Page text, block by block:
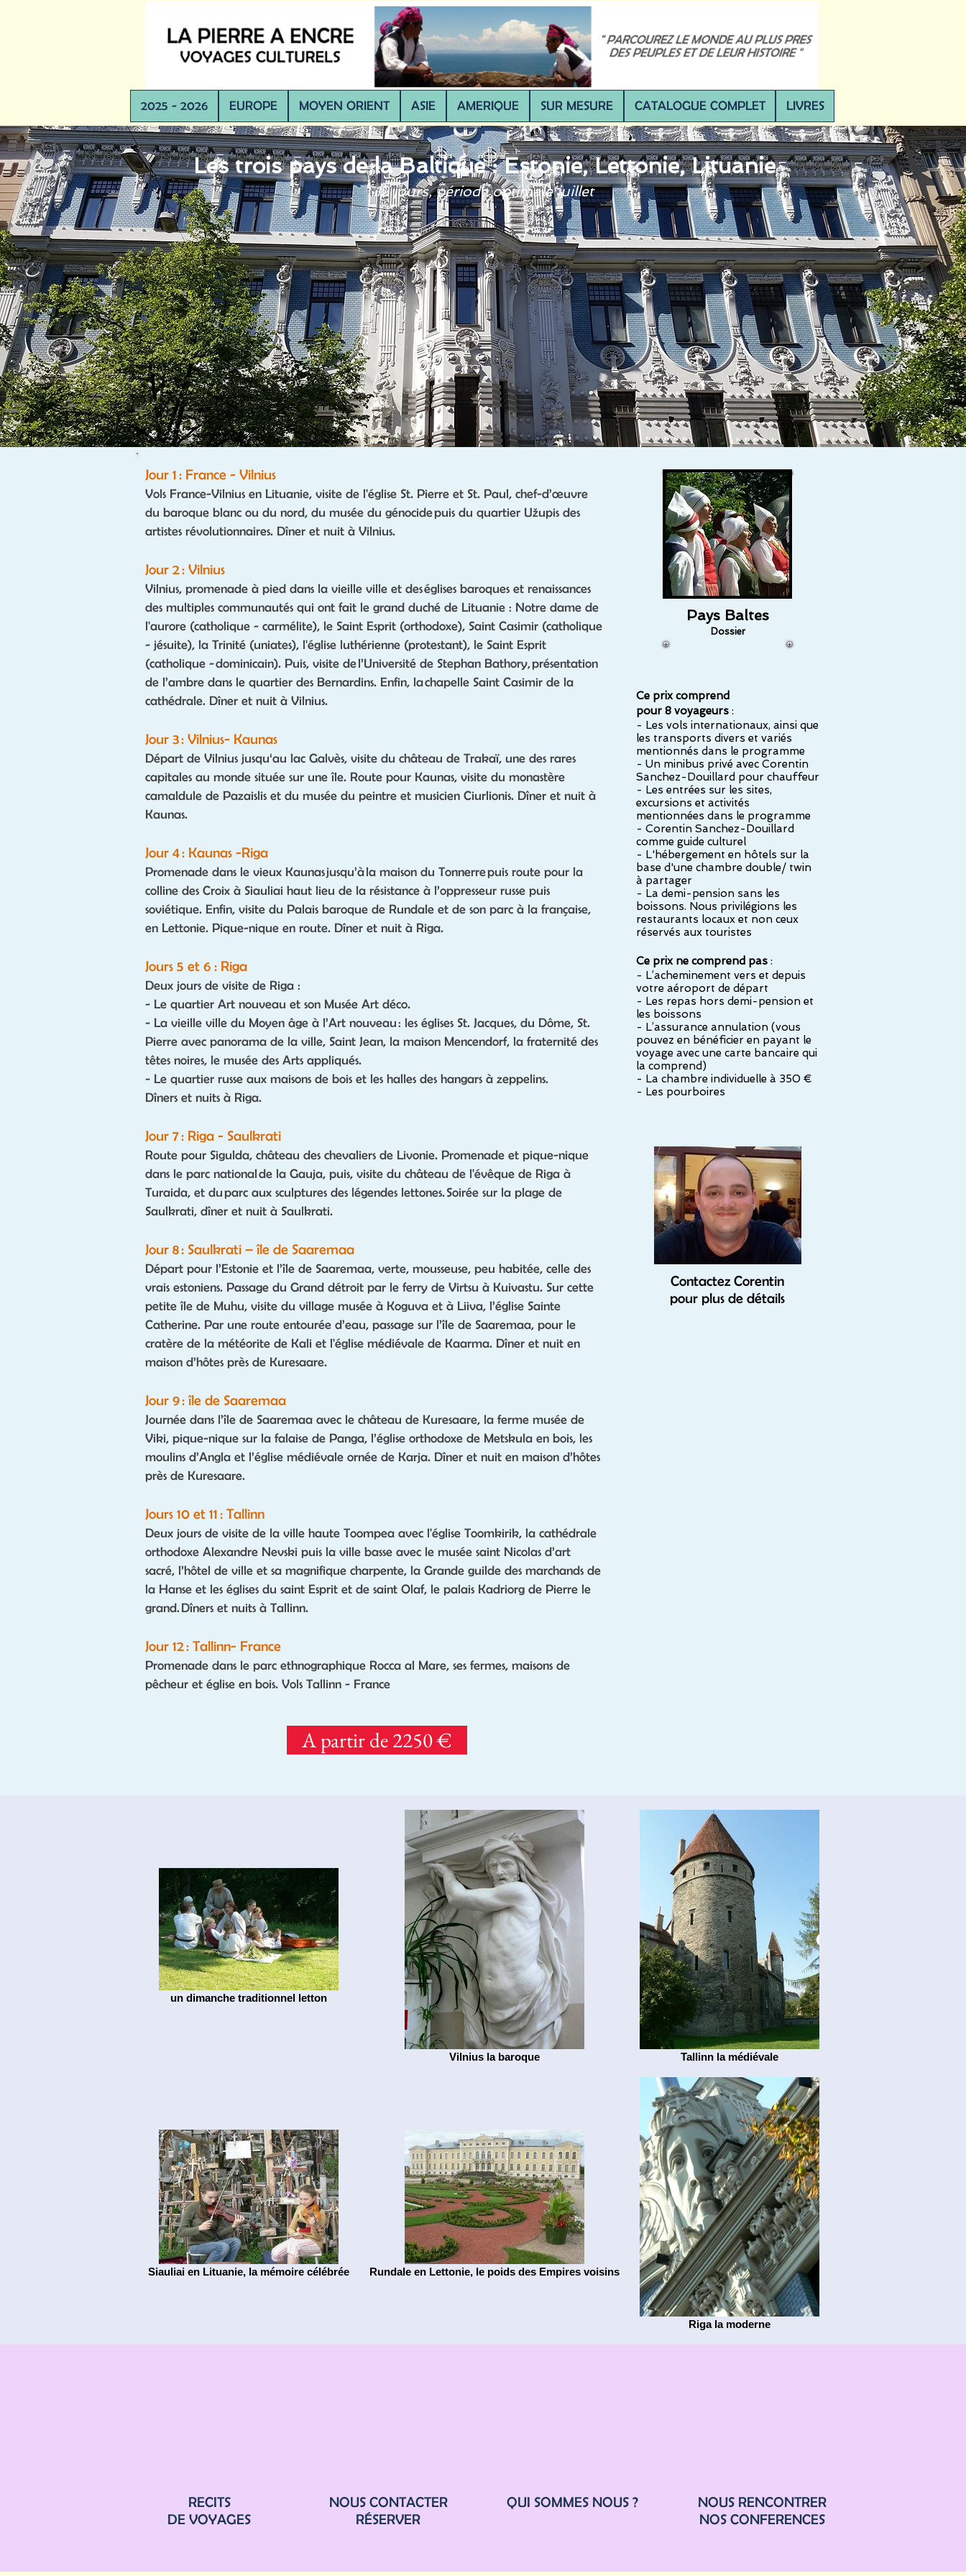
2025 - 2026 EUROPE MOYEN ORIENT ASIE AMERIQUE SUR MESURE CATALOGUE COMPLET LIVRES
Les trois pays de la Baltique : Estonie, Lettonie, Lituanie
12 jours,période optimale juillet
Jour 1 : France - Vilnius
Vols France-Vilnius en Lituanie, visite de l'église St. Pierre et St. Paul, chef-d’œuvre
du baroque blanc ou du nord, du musée du génocide puis du quartier Užupis des
artistes révolutionnaires. Dîner et nuit à Vilnius.
Jour 2 : Vilnius
Vilnius, promenade à pied dans la vieille ville et des églises baroques et renaissances
des multiples communautés qui ont fait le grand duché de Lituanie : Notre dame de
l'aurore (catholique - carmélite), le Saint Esprit (orthodoxe), Saint Casimir (catholique
- jésuite), la Trinité (uniates), l'église luthérienne (protestant), le Saint Esprit
(catholique - dominicain). Puis, visite de l’Université de Stephan Bathory, présentation
de l’ambre dans le quartier des Bernardins. Enfin, la chapelle Saint Casimir de la
cathédrale. Dîner et nuit à Vilnius.
Jour 3 : Vilnius- Kaunas
Départ de Vilnius jusqu‘au lac Galvès, visite du château de Trakaï, une des rares
capitales au monde située sur une île. Route pour Kaunas, visite du monastère
camaldule de Pazaislis et du musée du peintre et musicien Ciurlionis. Dîner et nuit à
Kaunas.
Jour 4 : Kaunas -Riga
Promenade dans le vieux Kaunas jusqu’à la maison du Tonnerre puis route pour la
colline des Croix à Siauliai haut lieu de la résistance à l’oppresseur russe puis
soviétique. Enfin, visite du Palais baroque de Rundale et de son parc à la française,
en Lettonie. Pique-nique en route. Dîner et nuit à Riga.
Jours 5 et 6 : Riga
Deux jours de visite de Riga :
- Le quartier Art nouveau et son Musée Art déco.
- La vieille ville du Moyen âge à l’Art nouveau : les églises St. Jacques, du Dôme, St.
Pierre avec panorama de la ville, Saint Jean, la maison Mencendorf, la fraternité des
têtes noires, le musée des Arts appliqués.
- Le quartier russe aux maisons de bois et les halles des hangars à zeppelins.
Dîners et nuits à Riga.
Jour 7 : Riga - Saulkrati
Route pour Sigulda, château des chevaliers de Livonie. Promenade et pique-nique
dans le parc national de la Gauja, puis, visite du château de l'évêque de Riga à
Turaida, et du parc aux sculptures des légendes lettones. Soirée sur la plage de
Saulkrati, dîner et nuit à Saulkrati.
Jour 8 : Saulkrati – île de Saaremaa
Départ pour l’Estonie et l’île de Saaremaa, verte, mousseuse, peu habitée, celle des
vrais estoniens. Passage du Grand détroit par le ferry de Virtsu à Kuivastu. Sur cette
petite île de Muhu, visite du village musée à Koguva et à Liiva, l’église Sainte
Catherine. Par une route entourée d’eau, passage sur l’île de Saaremaa, pour le
cratère de la météorite de Kali et l'église médiévale de Kaarma. Dîner et nuit en
maison d’hôtes près de Kuresaare.
Jour 9 : île de Saaremaa
Journée dans l’île de Saaremaa avec le château de Kuresaare, la ferme musée de
Viki, pique-nique sur la falaise de Panga, l’église orthodoxe de Metskula en bois, les
moulins d’Angla et l’église médiévale ornée de Karja. Dîner et nuit en maison d’hôtes
près de Kuresaare.
Jours 10 et 11 : Tallinn
Deux jours de visite de la ville haute Toompea avec l'église Toomkirik, la cathédrale
orthodoxe Alexandre Nevski puis la ville basse avec le musée saint Nicolas d’art
sacré, l’hôtel de ville et sa magnifique charpente, la Grande guilde des marchands de
la Hanse et les églises du saint Esprit et de saint Olaf, le palais Kadriorg de Pierre le
grand. Dîners et nuits à Tallinn.
Jour 12 : Tallinn- France
Promenade dans le parc ethnographique Rocca al Mare, ses fermes, maisons de
pêcheur et église en bois. Vols Tallinn - France
A partir de 2250 €
Pays Baltes
Dossier
Ce prix comprend
pour 8 voyageurs :
- Les vols internationaux, ainsi que
les transports divers et variés
mentionnés dans le programme
- Un minibus privé avec Corentin
Sanchez-Douillard pour chauffeur
- Les entrées sur les sites,
excursions et activités
mentionnées dans le programme
- Corentin Sanchez-Douillard
comme guide culturel
- L'hébergement en hôtels sur la
base d'une chambre double/ twin
à partager
- La demi-pension sans les
boissons. Nous privilégions les
restaurants locaux et non ceux
réservés aux touristes
Ce prix ne comprend pas :
- L’acheminement vers et depuis
votre aéroport de départ
- Les repas hors demi-pension et
les boissons
- L’assurance annulation (vous
pouvez en bénéficier en payant le
voyage avec une carte bancaire qui
la comprend)
- La chambre individuelle à 350 €
- Les pourboires
Contactez Corentin
pour plus de détails
un dimanche traditionnel letton
Vilnius la baroque Tallinn la médiévale
Siauliai en Lituanie, la mémoire célébrée Rundale en Lettonie, le poids des Empires voisins
Riga la moderne
RECITS
DE VOYAGES
NOUS CONTACTER
RÉSERVER
QUI SOMMES NOUS ?
NOUS RENCONTRER
NOS CONFERENCES